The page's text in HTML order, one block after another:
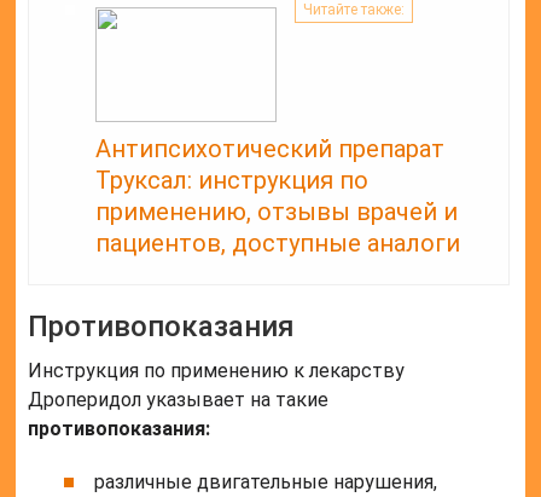
Читайте также:
Антипсихотический препарат
Труксал: инструкция по
применению, отзывы врачей и
пациентов, доступные аналоги
Противопоказания
Инструкция по применению к лекарству
Дроперидол указывает на такие
противопоказания:
различные двигательные нарушения,